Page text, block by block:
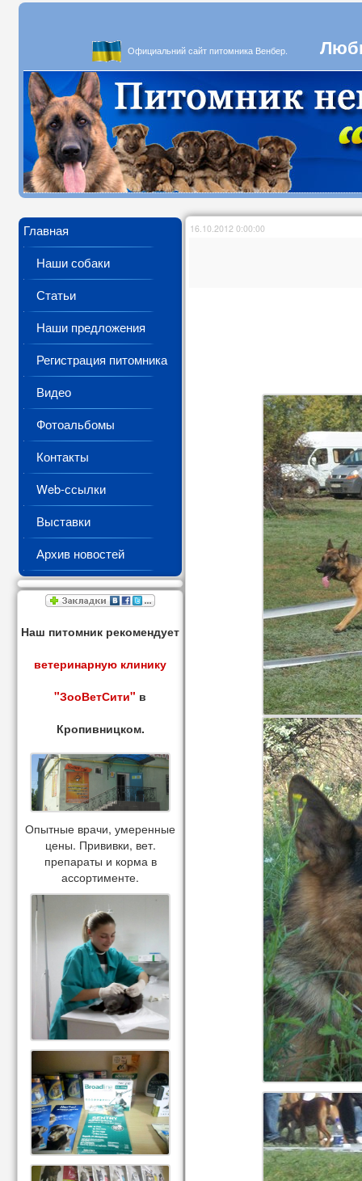
Официальний сайт питомника Венбер.
Главная
Наши собаки
Статьи
Наши предложения
Регистрация питомника
Видео
Фотоальбомы
Контакты
Web-ссылки
Выставки
Архив новостей
Наш питомник рекомендует
ветеринарную клинику
"ЗооВетСити" в
Кропивницком.
Опытные врачи, умеренные
цены. Прививки, вет.
препараты и корма в
ассортименте.
16.10.2012 0:00:00